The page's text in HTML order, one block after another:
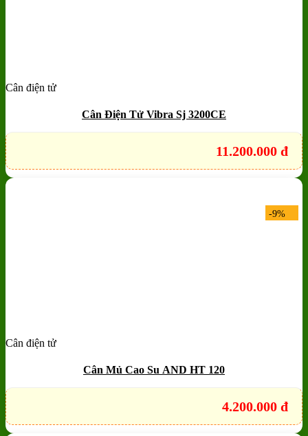
Add to wishlist
Cân điện tử
Cân Điện Tử Vibra Sj 3200CE
11.200.000 đ
-9%
Add to wishlist
Cân điện tử
Cân Mủ Cao Su AND HT 120
4.200.000 đ